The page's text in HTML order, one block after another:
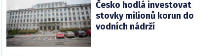
Česko hodlá investovat
stovky milionů korun do
vodních nádrží